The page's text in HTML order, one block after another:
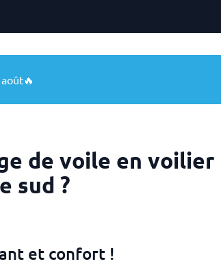
de voile en
sud ?
et confort !